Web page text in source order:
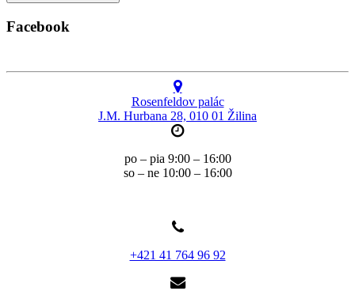
Facebook
Rosenfeldov palác
J.M. Hurbana 28, 010 01 Žilina
po – pia 9:00 – 16:00
so – ne 10:00 – 16:00
+421 41 764 96 92